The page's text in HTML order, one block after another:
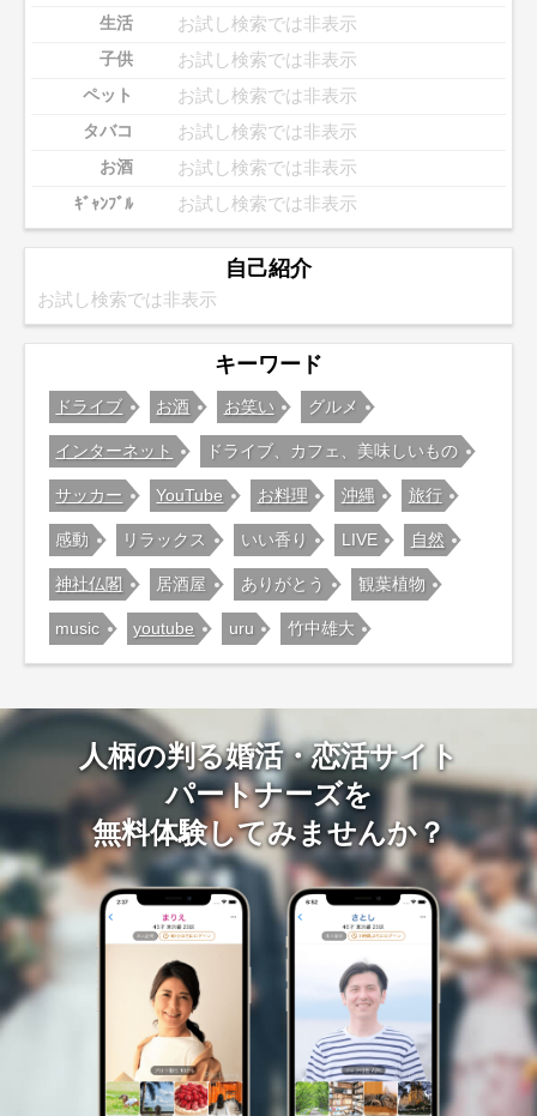
生活 お試し検索では非表示
子供 お試し検索では非表示
ペット お試し検索では非表示
タバコ お試し検索では非表示
お酒 お試し検索では非表示
ｷﾞｬﾝﾌﾞﾙ お試し検索では非表示
自己紹介
お試し検索では非表示
キーワード
ドライブ お酒 お笑い グルメ
インターネット ドライブ、カフェ、美味しいもの
サッカー YouTube お料理 沖縄 旅行
感動 リラックス いい香り LIVE 自然
神社仏閣 居酒屋 ありがとう 観葉植物
music youtube uru 竹中雄大
人柄の判る婚活・恋活サイト
パートナーズを
無料体験してみませんか？